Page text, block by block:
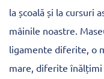
la școală și la cursuri
mâinile noastre.
ligamente diferite, o
mare, diferite înălțimi